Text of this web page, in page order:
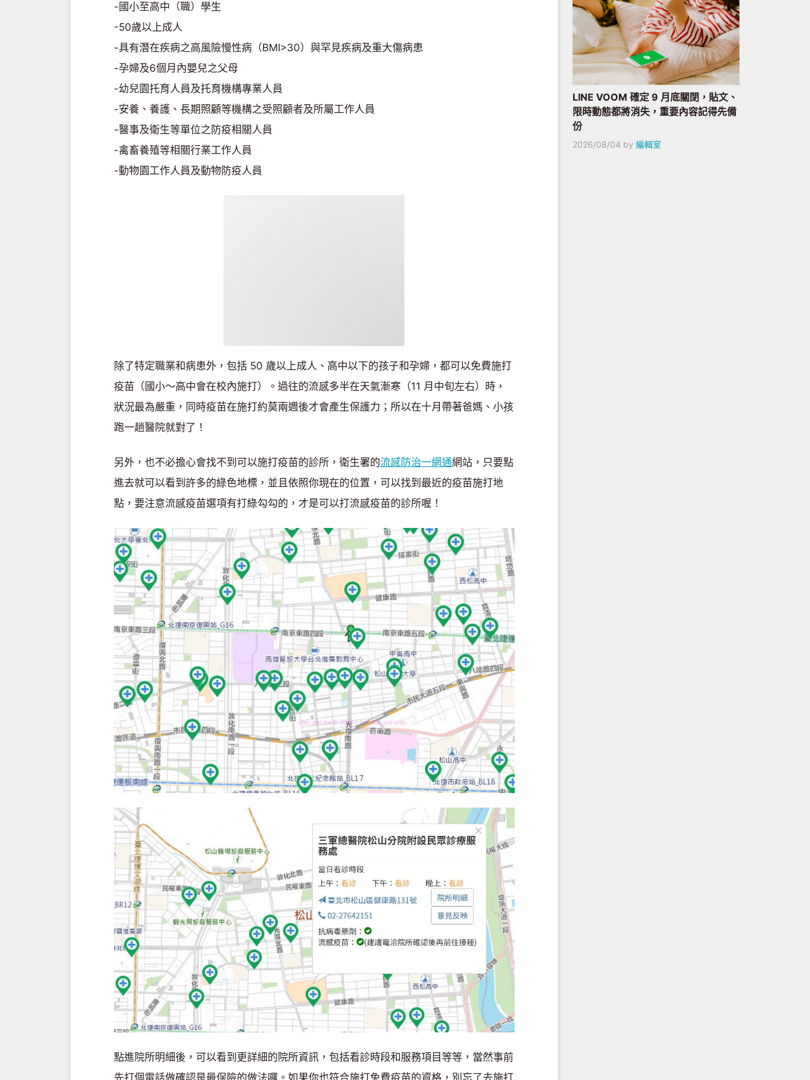
-國小至高中（職）學生
-50歲以上成人
-具有潛在疾病之高風險慢性病（BMI>30）與罕見疾病及重大傷病患
-孕婦及6個月內嬰兒之父母
-幼兒園托育人員及托育機構專業人員
-安養、養護、長期照顧等機構之受照顧者及所屬工作人員
-醫事及衛生等單位之防疫相關人員
-禽畜養殖等相關行業工作人員
-動物園工作人員及動物防疫人員
除了特定職業和病患外，包括 50 歲以上成人、高中以下的孩子和孕婦，都可以免費施打
疫苗（國小～高中會在校內施打）。過往的流感多半在天氣漸寒（11 月中旬左右）時，
狀況最為嚴重，同時疫苗在施打約莫兩週後才會產生保護力；所以在十月帶著爸媽、小孩
跑一趟醫院就對了！
另外，也不必擔心會找不到可以施打疫苗的診所，衛生署的流感防治一網通網站，只要點
進去就可以看到許多的綠色地標，並且依照你現在的位置，可以找到最近的疫苗施打地
點，要注意流感疫苗選項有打綠勾勾的，才是可以打流感疫苗的診所喔！
點進院所明細後，可以看到更詳細的院所資訊，包括看診時段和服務項目等等，當然事前
先打個電話做確認是最保險的做法囉。如果你也符合施打免費疫苗的資格，別忘了去施打
LINE VOOM 確定 9 月底關閉，貼文、
限時動態都將消失，重要內容記得先備
份
2026/08/04 by 編輯室